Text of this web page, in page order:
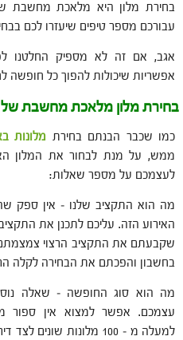
בחירת מלון היא מלאכת מחשבת
עבורכם מספר טיפים שיעזרו לכם
אגב, אם זה לא מספיק החלטנו
אפשריות שיכולות להפוך כל חופשה
בחירת מלון מלאכת מחשבת
כמו שכבר הבנתם בחירת מלונות
ממש, על מנת לבחור את המלון
לעצמכם על מספר שאלות:
מה הוא התקציב שלנו – אין ספק
האירוע הזה. עליכם לתכנן את
שקבעתם את התקציב הרצוי
בחשבון והפכתם את הבחירה לקלה
מה הוא סוג החופשה – שאלה
עצמכם. אפשר למצוא אין ספור
למעלה מ – 100 מלונות